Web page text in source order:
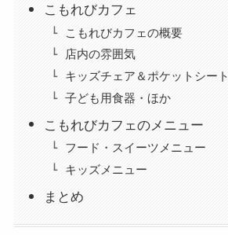
こもれびカフェ
こもれびカフェの概要
店内の雰囲気
キッズチェア＆ポケットシート
子ども用食器・ほか
こもれびカフェのメニュー
フード・スイーツメニュー
キッズメニュー
まとめ